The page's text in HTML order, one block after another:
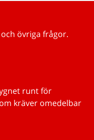
övriga frågor.
runt för
kräver omedelbar